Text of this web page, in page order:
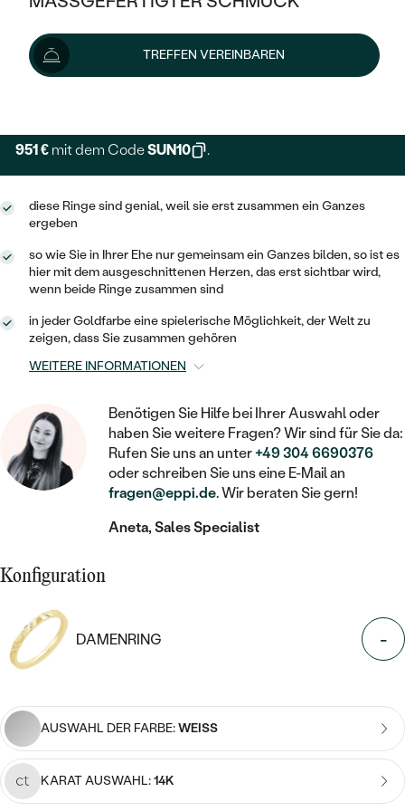
KLASSISCH
MEMOIRE
V-FORM
AUSSERGEWÖHNLICHE
GEHÄMMERTE
VON HAND GRAVIERTE
MIT FÜLLUNG
IM SET
MIT MEHREREN DIAMANTEN
HALO
VINTAGE
IM SET
AUSSERGEWÖHNLICH
WÄHLE EINEN RING
LAB GROWN DIAMANTEN ZUM
EINFASSEN
FARBIGE DIAMANTEN ZUM EINFASSEN
MIT LAB GROWN DIAMANT
MIT FARBIGEN DIAMANTEN
MIT SCHWARZEN DIAMANTEN
AUSVERKAUF
WENN SCHMUCK HILFT
NACH TYP
OHRRINGE
RINGE
ANHÄNGER / KETTEN
SCHMUCKSET
SCHMUCK FÜR KINDER
BROSCHEN
SCHMUCKZUBEHÖR
NACH MATERIAL
GOLD
SILBER
PLATIN
NACH STEIN
DIAMANTSCHMUCK
PLATIN
OHRSTECKER
CREOLEN
MINIMALISTISCHE
OHRHÄNGER
SOLITÄR
HERZ
KINDER
PIERCINGS
PERLENOHRRINGE
NACH PREIS
PREISWERTE
LUXURIÖSE
GOLD
SILBER
NACH STYL
SOLITÄR
ZUR GEBURT EINES KINDES
MIT STERNZEICHEN
MEDAILLON
KETTEN
HERZKETTEN
MIT TIEREN
NACH EDELSTEIN
MIT DIAMANT
MIT EDELSTEIN
PERLENKETTEN
NACH PREIS
AUSVERKAUF
GOLD
SILBER
PLATIN
NACH STYL
MEMOIRE
MINIMALISTISCHE
STATEMENT
SIEGELRINGE
PERSONALISIERT
MIT DIAMANT
MIT EDELSTEIN
NACH PREIS
PREISWERTE
TREFFEN VEREINBAREN
Lieferoptionen
951 € mit dem CodeSUN10 .
diese Ringe sind genial, weil sie erst zusammen ein Ganzes
ergeben
so wie Sie in Ihrer Ehe nur gemeinsam ein Ganzes bilden, so ist es
hier mit dem ausgeschnittenen Herzen, das erst sichtbar wird,
wenn beide Ringe zusammen sind
in jeder Goldfarbe eine spielerische Möglichkeit, der Welt zu
zeigen, dass Sie zusammen gehören
WEITERE INFORMATIONEN
Benötigen Sie Hilfe bei Ihrer Auswahl oder
haben Sie weitere Fragen? Wir sind für Sie da:
Rufen Sie uns an unter+49 304 6690376
oder schreiben Sie uns eine E-Mail an
fragen@eppi.de. Wir beraten Sie gern!
Aneta, Sales Specialist
Konfiguration
DAMENRING -
AUSWAHL DER FARBE:WEISS
KARAT AUSWAHL:14K